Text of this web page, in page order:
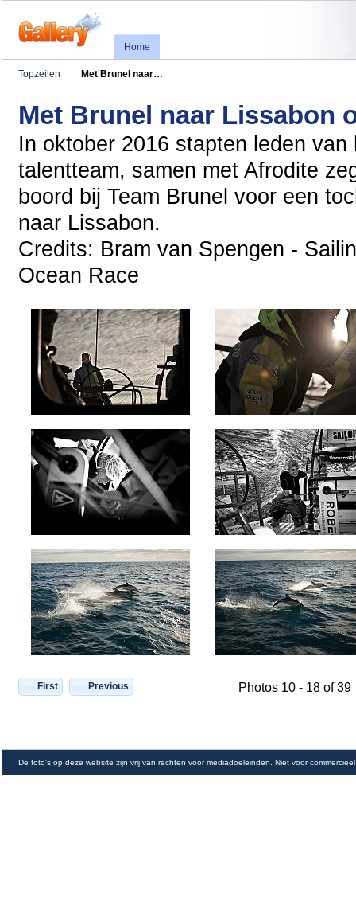
Home
Topzeilen Met Brunel naar…
Met Brunel naar Lissabon
In oktober 2016 stapten leden van
talentteam, samen met Afrodite
boord bij Team Brunel voor een
naar Lissabon.
Credits: Bram van Spengen -
Ocean Race
First Previous Photos 10 - 18 of 39
De foto's op deze website zijn vrij van rechten voor mediadoeleinden. Niet voor